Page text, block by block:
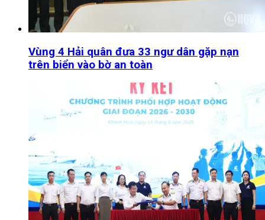
Vùng 4 Hải quân đưa 33 ngư dân gặp nạn
trên biển vào bờ an toàn